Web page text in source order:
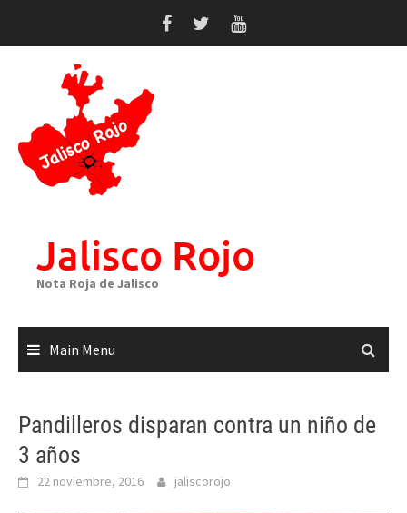
Jalisco Rojo
Nota Roja de Jalisco
Main Menu
Pandilleros disparan contra un niño de
3 años
22 noviembre, 2016 jaliscorojo